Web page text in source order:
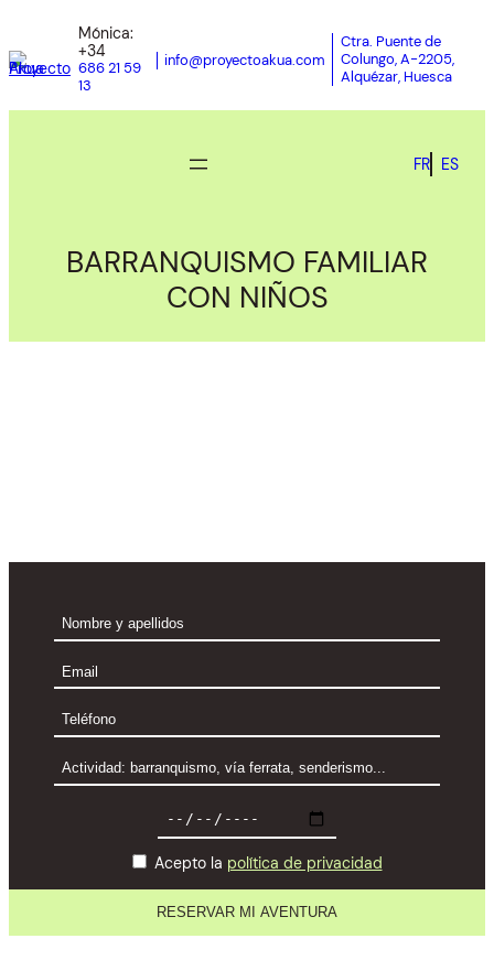
Mónica:
+34
686 21 59
13
info@proyectoakua.com
Ctra. Puente de
Colungo, A-2205,
Alquézar, Huesca
FR ES
BARRANQUISMO FAMILIAR
CON NIÑOS
Acepto la política de privacidad